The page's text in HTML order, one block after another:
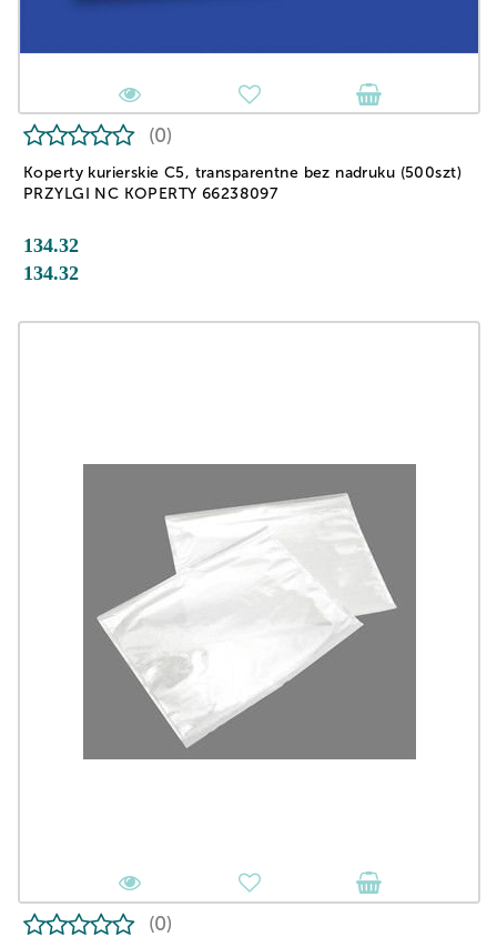
Koperty kurierskie C5, transparentne bez nadruku (500szt)
PRZYLGI NC KOPERTY 66238097
(0)
134.32
134.32
(0)